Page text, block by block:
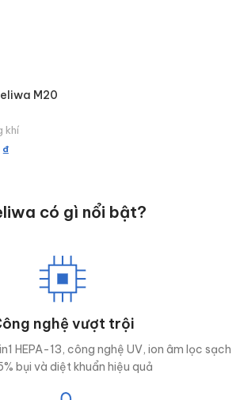
M20
khí
₫
có gì nổi bật?
nghệ vượt trội
HEPA-13, công nghệ UV, ion âm lọc sạch
bụi và diệt khuẩn hiệu quả